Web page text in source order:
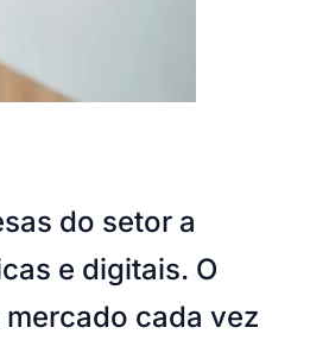
do setor a
e digitais. O
cada vez